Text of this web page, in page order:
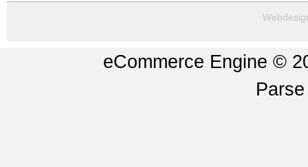
eCommerce Engine ©